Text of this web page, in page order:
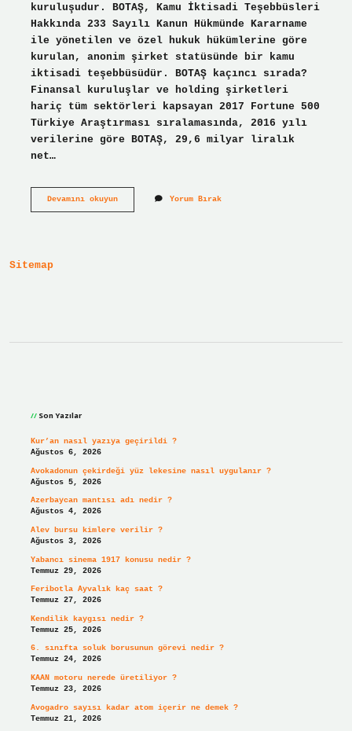
kuruluşudur. BOTAŞ, Kamu İktisadi Teşebbüsleri
Hakkında 233 Sayılı Kanun Hükmünde Kararname
ile yönetilen ve özel hukuk hükümlerine göre
kurulan, anonim şirket statüsünde bir kamu
iktisadi teşebbüsüdür. BOTAŞ kaçıncı sırada?
Finansal kuruluşlar ve holding şirketleri
hariç tüm sektörleri kapsayan 2017 Fortune 500
Türkiye Araştırması sıralamasında, 2016 yılı
verilerine göre BOTAŞ, 29,6 milyar liralık
net…
Devamını okuyunBotaş
Yorum Bırak
Sitemap
Son Yazılar
Kur’an nasıl yazıya geçirildi ?
Ağustos 6, 2026
Avokadonun çekirdeği yüz lekesine nasıl uygulanır ?
Ağustos 5, 2026
Azerbaycan mantısı adı nedir ?
Ağustos 4, 2026
Alev bursu kimlere verilir ?
Ağustos 3, 2026
Yabancı sinema 1917 konusu nedir ?
Temmuz 29, 2026
Feribotla Ayvalık kaç saat ?
Temmuz 27, 2026
Kendilik kaygısı nedir ?
Temmuz 25, 2026
6. sınıfta soluk borusunun görevi nedir ?
Temmuz 24, 2026
KAAN motoru nerede üretiliyor ?
Temmuz 23, 2026
Avogadro sayısı kadar atom içerir ne demek ?
Temmuz 21, 2026